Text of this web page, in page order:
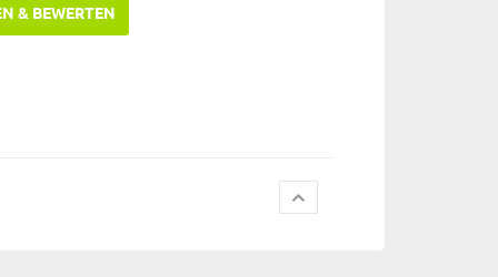
& BEWERTEN